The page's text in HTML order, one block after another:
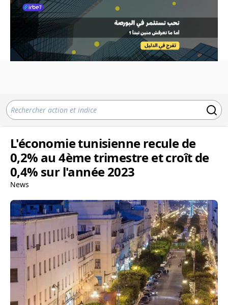
L'économie tunisienne recule de
0,2% au 4ème trimestre et croît de
0,4% sur l'année 2023
News